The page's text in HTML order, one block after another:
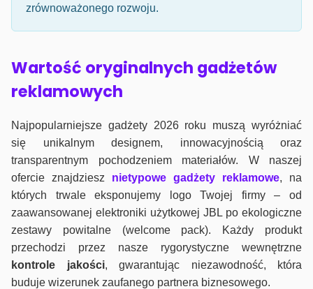
zrównoważonego rozwoju.
Wartość oryginalnych gadżetów
reklamowych
Najpopularniejsze gadżety 2026 roku muszą wyróżniać
się unikalnym designem, innowacyjnością oraz
transparentnym pochodzeniem materiałów. W naszej
ofercie znajdziesz nietypowe gadżety reklamowe, na
których trwale eksponujemy logo Twojej firmy – od
zaawansowanej elektroniki użytkowej JBL po ekologiczne
zestawy powitalne (welcome pack). Każdy produkt
przechodzi przez nasze rygorystyczne wewnętrzne
kontrole jakości, gwarantując niezawodność, która
buduje wizerunek zaufanego partnera biznesowego.